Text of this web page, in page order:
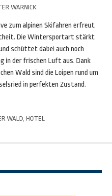
WARNICK
zum alpinen Skifahren erfreut
Die Wintersportart stärkt
schüttet dabei auch noch
in der frischen Luft aus. Dank
Wald sind die Loipen rund um
in perfekten Zustand.
WALD, HOTEL